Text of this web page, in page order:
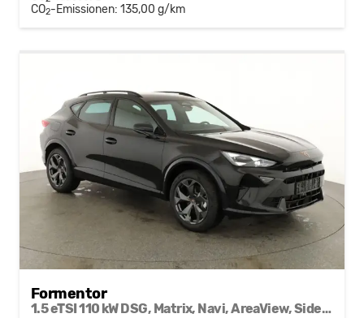
CO2-Emissionen: 135,00 g/km
Formentor
1.5 eTSI 110 kW DSG, Matrix, Navi, AreaView, Side, Winter, el. Klappe, 5 J.-Garantie